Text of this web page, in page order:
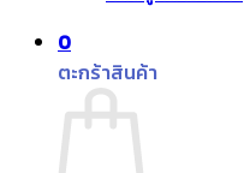
0
ตะกร้าสินค้า